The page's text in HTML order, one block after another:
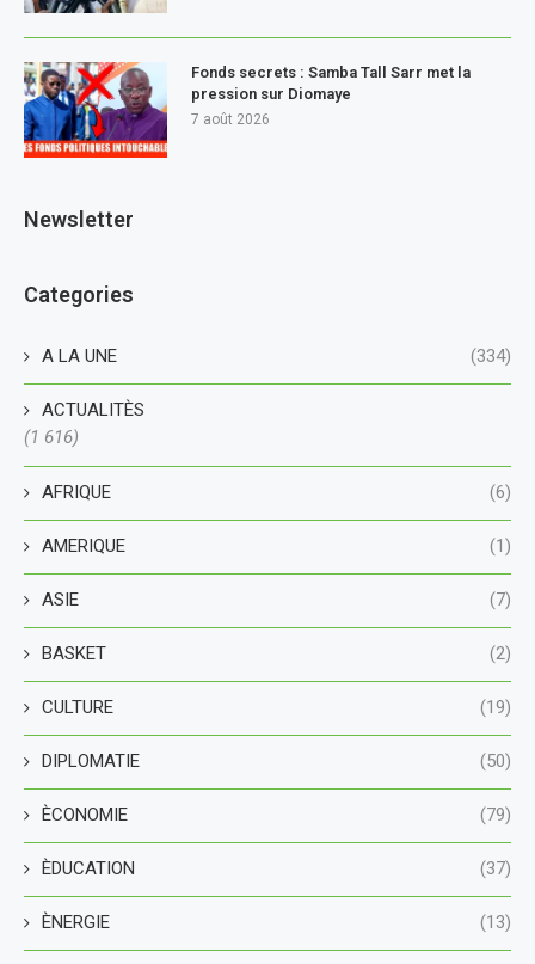
Fonds secrets : Samba Tall Sarr met la
pression sur Diomaye
7 août 2026
Newsletter
Categories
A LA UNE (334)
ACTUALITÈS
(1 616)
AFRIQUE (6)
AMERIQUE (1)
ASIE (7)
BASKET (2)
CULTURE (19)
DIPLOMATIE (50)
ÈCONOMIE (79)
ÈDUCATION (37)
ÈNERGIE (13)